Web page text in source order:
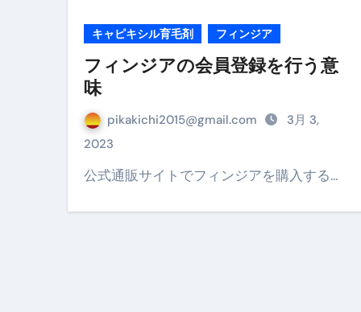
意外にありえる？日経平均
アフィリエイト【稼げるキー
弁護士が教える「投資詐欺」
【2023年最新】金融ブラック
個人事業主は銀行から融資を受
キャピキシル育毛剤 フィンジア
フィンジアの会員登録を行う意
味
pikakichi2015@gmail.com
3月 3,
2023
公式通販サイトでフィンジアを購入する…